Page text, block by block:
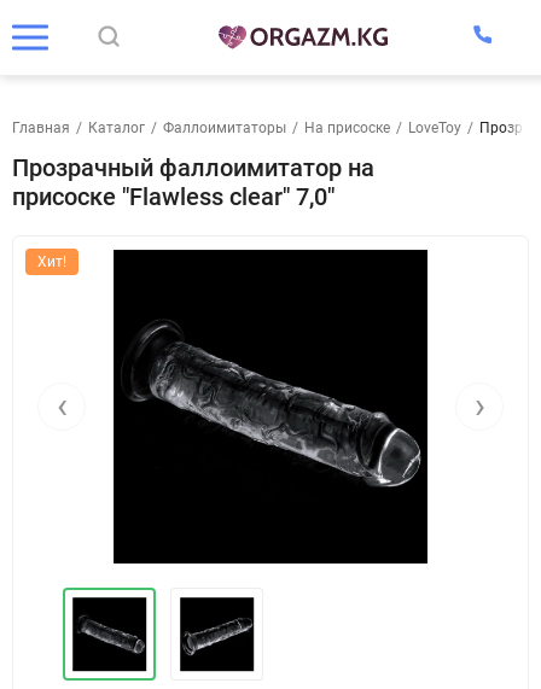
Главная / Каталог / Фаллоимитаторы / На присоске / LoveToy /
Прозрачный фаллоимитатор на
присоске "Flawless clear" 7,0"
Хит!
‹ ›